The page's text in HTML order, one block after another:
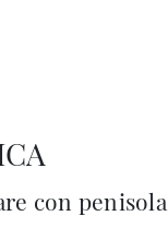
con